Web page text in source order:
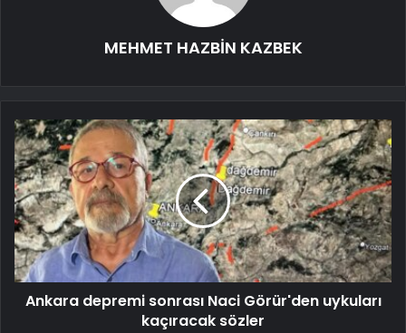
MEHMET HAZBİN KAZBEK
Ankara depremi sonrası Naci Görür'den uykuları
kaçıracak sözler